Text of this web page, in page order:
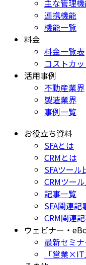
主な管理
連携機能
機能一覧
料金
料金一覧表
コストカ
活用事例
不動産業界
製造業界
事例一覧
お役立ち資料
SFAとは
CRMとは
SFAツー
CRMツー
記事一覧
SFA関連記
CRM関連
ウェビナー・
最新セミ
「営業